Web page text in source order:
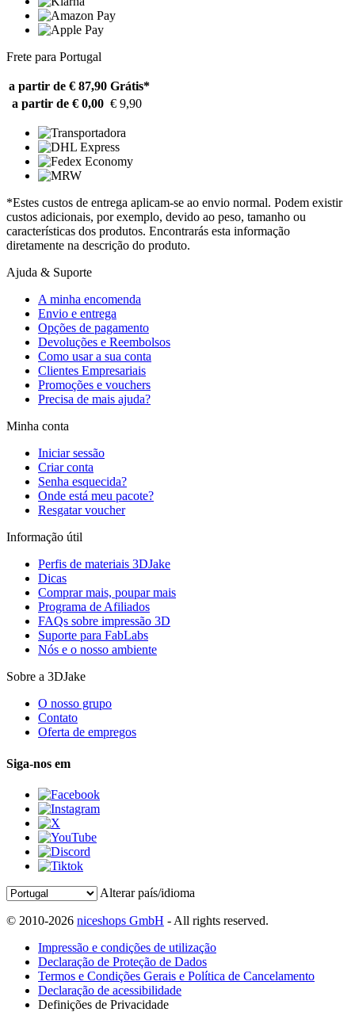
Frete para Portugal
a partir de € 87,90 Grátis*
a partir de € 0,00 € 9,90
*Estes custos de entrega aplicam-se ao envio normal. Podem existir
custos adicionais, por exemplo, devido ao peso, tamanho ou
características dos produtos. Encontrarás esta informação
diretamente na descrição do produto.
Ajuda & Suporte
A minha encomenda
Envio e entrega
Opções de pagamento
Devoluções e Reembolsos
Como usar a sua conta
Clientes Empresariais
Promoções e vouchers
Precisa de mais ajuda?
Minha conta
Iniciar sessão
Criar conta
Senha esquecida?
Onde está meu pacote?
Resgatar voucher
Informação útil
Perfis de materiais 3DJake
Dicas
Comprar mais, poupar mais
Programa de Afiliados
FAQs sobre impressão 3D
Suporte para FabLabs
Nós e o nosso ambiente
Sobre a 3DJake
O nosso grupo
Contato
Oferta de empregos
Siga-nos em
Alterar país/idioma
© 2010-2026 niceshops GmbH - All rights reserved.
Impressão e condições de utilização
Declaração de Proteção de Dados
Termos e Condições Gerais e Política de Cancelamento
Declaração de acessibilidade
Definições de Privacidade